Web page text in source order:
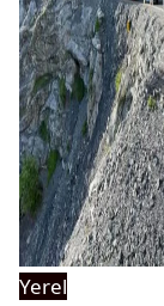
Yerel